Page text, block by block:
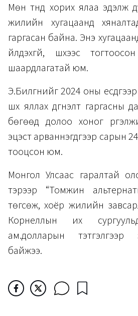
Мөн түүнд хорих ялаа эдэлж
жилийн хугацаанд
гаргасан байна. Энэ
үйлдэхгүй, шүүхээс
шаардлагатай юм.
Э.Билгүүнийг 2024 оны
шүүх яллах дүгнэлт гаргасны
бөгөөд долоо хоног
эцэст арваннэгдүгээр сарын
тооцсон юм.
Монгол Улсаас гаралтай
тэрээр “Томүжин
төгсөж, хоёр жилийн
Корнеллын их
ам.долларын тэтгэлгээр
байжээ.